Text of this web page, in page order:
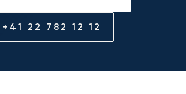
+41 22 782 12 12